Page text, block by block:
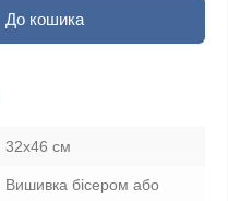
До кошика
32х46 см
Вишивка бісером або